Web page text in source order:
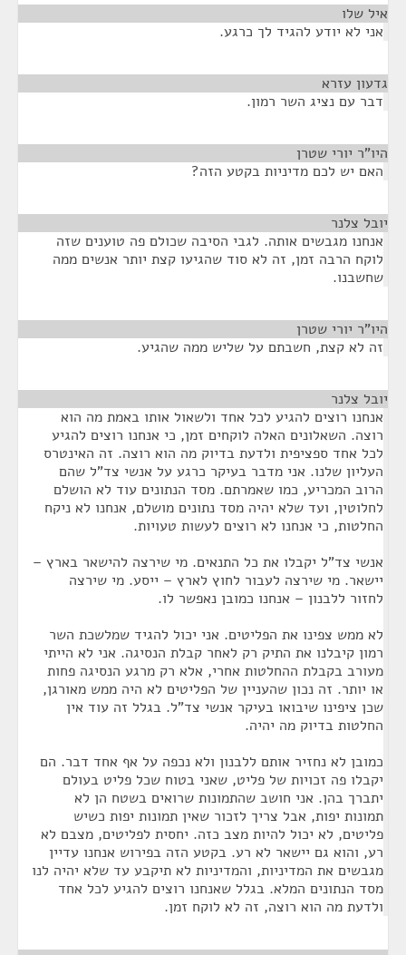
איל שלו
אני לא יודע להגיד לך כרגע.
גדעון עזרא
דבר עם נציג השר רמון.
היו"ר יורי שטרן
האם יש לכם מדיניות בקטע הזה?
יובל צלנר
אנחנו מגבשים אותה. לגבי הסיבה שכולם פה טוענים שזה
לוקח הרבה זמן, זה לא סוד שהגיעו קצת יותר אנשים ממה
שחשבנו.
היו"ר יורי שטרן
זה לא קצת, חשבתם על שליש ממה שהגיע.
יובל צלנר
אנחנו רוצים להגיע לכל אחד ולשאול אותו באמת מה הוא
רוצה. השאלונים האלה לוקחים זמן, כי אנחנו רוצים להגיע
לכל אחד ספציפית ולדעת בדיוק מה הוא רוצה. זה האינטרס
העליון שלנו. אני מדבר בעיקר כרגע על אנשי צד"ל שהם
הרוב המכריע, כמו שאמרתם. מסד הנתונים עוד לא הושלם
לחלוטין, ועד שלא יהיה מסד נתונים מושלם, אנחנו לא ניקח
החלטות, כי אנחנו לא רוצים לעשות טעויות.
אנשי צד"ל יקבלו את כל התנאים. מי שירצה להישאר בארץ –
יישאר. מי שירצה לעבור לחוץ לארץ – ייסע. מי שירצה
לחזור ללבנון – אנחנו כמובן נאפשר לו.
לא ממש צפינו את הפליטים. אני יכול להגיד שמלשכת השר
רמון קיבלנו את התיק רק לאחר קבלת הנסיגה. אני לא הייתי
מעורב בקבלת ההחלטות אחרי, אלא רק מרגע הנסיגה פחות
או יותר. זה נכון שהעניין של הפליטים לא היה ממש מאורגן,
שכן ציפינו שיבואו בעיקר אנשי צד"ל. בגלל זה עוד אין
החלטות בדיוק מה יהיה.
כמובן לא נחזיר אותם ללבנון ולא נכפה על אף אחד דבר. הם
יקבלו פה זכויות של פליט, שאני בטוח שכל פליט בעולם
יתברך בהן. אני חושב שהתמונות שרואים בשטח הן לא
תמונות יפות, אבל צריך לזכור שאין תמונות יפות כשיש
פליטים, לא יכול להיות מצב כזה. יחסית לפליטים, מצבם לא
רע, והוא גם יישאר לא רע. בקטע הזה בפירוש אנחנו עדיין
מגבשים את המדיניות, והמדיניות לא תיקבע עד שלא יהיה לנו
מסד הנתונים המלא. בגלל שאנחנו רוצים להגיע לכל אחד
ולדעת מה הוא רוצה, זה לא לוקח זמן.